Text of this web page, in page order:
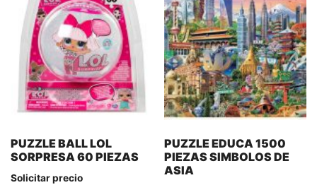
PUZZLE BALL LOL
SORPRESA 60 PIEZAS
Solicitar precio
PUZZLE EDUCA 1500
PIEZAS SIMBOLOS DE
ASIA